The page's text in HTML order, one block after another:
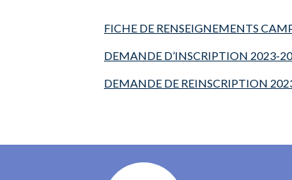
FICHE DE RENSEIGNEMENTS
DEMANDE D’INSCRIPTION 2023-
DEMANDE DE REINSCRIPTION